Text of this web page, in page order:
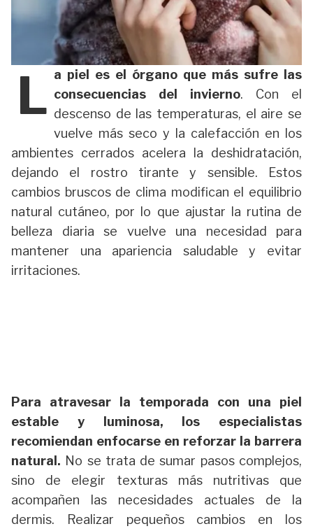
L a piel es el órgano que más sufre las
consecuencias del invierno. Con el
descenso de las temperaturas, el aire se
vuelve más seco y la calefacción en los
ambientes cerrados acelera la deshidratación,
dejando el rostro tirante y sensible. Estos
cambios bruscos de clima modifican el equilibrio
natural cutáneo, por lo que ajustar la rutina de
belleza diaria se vuelve una necesidad para
mantener una apariencia saludable y evitar
irritaciones.
Para atravesar la temporada con una piel
estable y luminosa, los especialistas
recomiendan enfocarse en reforzar la barrera
natural. No se trata de sumar pasos complejos,
sino de elegir texturas más nutritivas que
acompañen las necesidades actuales de la
dermis. Realizar pequeños cambios en los